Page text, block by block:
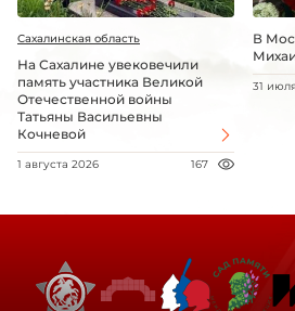
Сахалинская область
На Сахалине увековечили
память участника Великой
Отечественной войны
Татьяны Васильевны
Кочневой
1 августа 2026 167
В
31